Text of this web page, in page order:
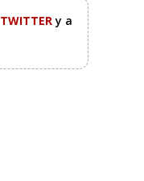
TWITTERy a